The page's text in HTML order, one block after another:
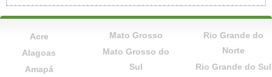
Acre
Alagoas
Amapá
Mato Grosso
Mato Grosso do
Sul
Rio Grande do
Norte
Rio Grande do Sul